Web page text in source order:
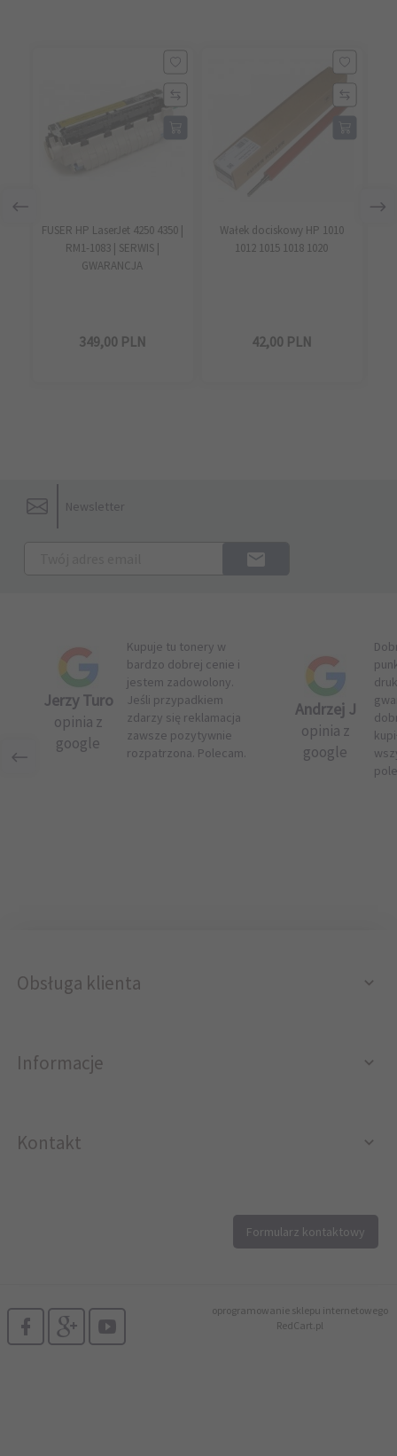
FUSER HP LaserJet 4250 4350 |
RM1-1083 | SERWIS |
GWARANCJA
349,00 PLN
Wałek dociskowy HP 1010
1012 1015 1018 1020
42,00 PLN
Newsletter
Jerzy Turo
opinia z
google
Kupuje tu tonery w
bardzo dobrej cenie i
jestem zadowolony.
Jeśli przypadkiem
zdarzy się reklamacja
zawsze pozytywnie
rozpatrzona. Polecam.
Andrzej J
opinia z
google
Obsługa klienta
Informacje
Kontakt
Formularz kontaktowy
oprogramowanie sklepu internetowego
RedCart.pl